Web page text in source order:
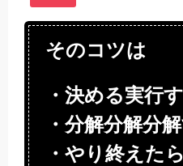
そのコツは
・決める実行
・分解分解分
・やり終えた